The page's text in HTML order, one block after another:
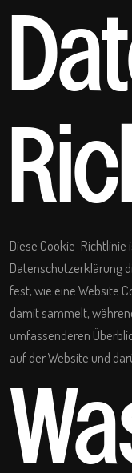
Diese Cookie-Richtlinie
Datenschutzerklärung
fest, wie eine Website
damit sammelt,
umfassenderen
auf der Website und